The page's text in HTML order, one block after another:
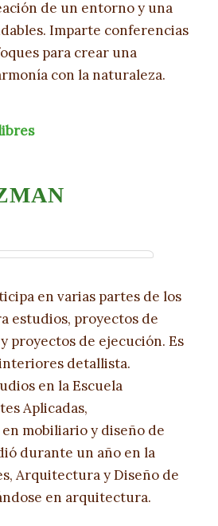
de un entorno y una
Imparte conferencias
para crear una
con la naturaleza.
en varias partes de los
estudios, proyectos de
proyectos de ejecución. Es
detallista.
en la Escuela
Aplicadas,
mobiliario y diseño de
durante un año en la
Arquitectura y Diseño de
en arquitectura.